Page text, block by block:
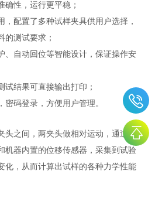
确性，运行更平稳；
，配置了多种试样夹具供用户选择，
的测试要求；
、自动回位等智能设计，保证操作安
试结果可直接输出打印；
密码登录，方便用户管理。
头之间，两夹头做相对运动，通过位
机器内置的位移传感器，采集到试验
化，从而计算出试样的各种力学性能